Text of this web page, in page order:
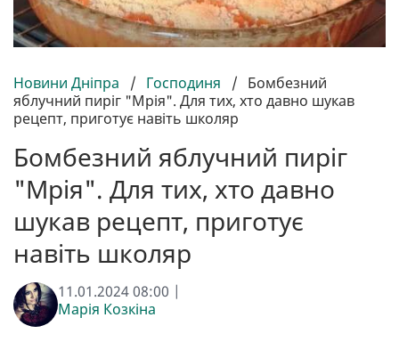
Новини Дніпра / Господиня / Бомбезний
яблучний пиріг "Мрія". Для тих, хто давно шукав
рецепт, приготує навіть школяр
Бомбезний яблучний пиріг
"Мрія". Для тих, хто давно
шукав рецепт, приготує
навіть школяр
11.01.2024 08:00 |
Марія Козкіна